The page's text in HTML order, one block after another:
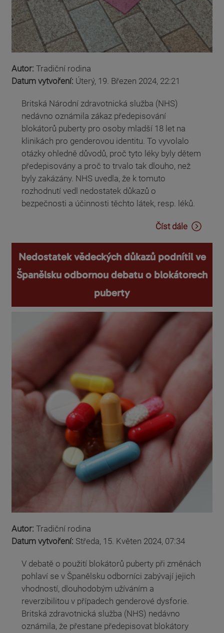
Autor: Tradiční rodina
Datum vytvoření: Úterý, 19. Březen 2024, 22:21
Britská Národní zdravotnická služba (NHS)
nedávno oznámila zákaz předepisování
blokátorů puberty pro osoby mladší 18 let na
klinikách pro genderovou identitu. To vyvolalo
otázky ohledně důvodů, proč tyto léky byly dětem
předepisovány a proč to trvalo tak dlouho, než
byly zakázány. NHS uvedla, že k tomuto
rozhodnutí vedl nedostatek důkazů o
bezpečnosti a účinnosti těchto látek, resp. léků.
Číst dále
Nedostatek vědeckých důkazů podnítil ve
Španělsku odbornou debatu o blokátorech
puberty
Autor: Tradiční rodina
Datum vytvoření: Středa, 15. Květen 2024, 07:34
V debatě o použití blokátorů puberty při změnách
pohlaví se v Španělsku odborníci zabývají jejich
vhodností, dlouhodobým užíváním a
reverzibilitou v případech genderové dysforie.
Britská zdravotnická služba (NHS) nedávno
oznámila, že přestane předepisovat blokátory